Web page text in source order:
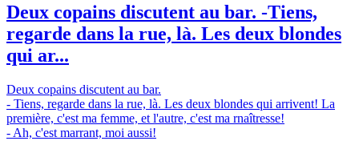
Deux copains discutent au bar. -Tiens,
regarde dans la rue, là. Les deux blondes
qui ar...
Deux copains discutent au bar.
- Tiens, regarde dans la rue, là. Les deux blondes qui arrivent! La
première, c'est ma femme, et l'autre, c'est ma rnaîtresse!
- Ah, c'est marrant, moi aussi!